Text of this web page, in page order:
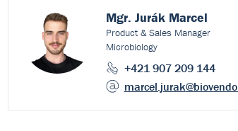
Mgr. Jurák Marcel
Product & Sales Manager
Microbiology
+421 907 209 144
marcel.jurak